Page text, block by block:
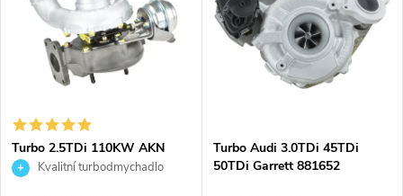
Turbo 2.5TDi 110KW AKN
AFB A4 A6 A8 Passat Garrett
Kvalitní turbodmychadlo
Turbo Audi 3.0TDi 45TDi
50TDi Garrett 881652